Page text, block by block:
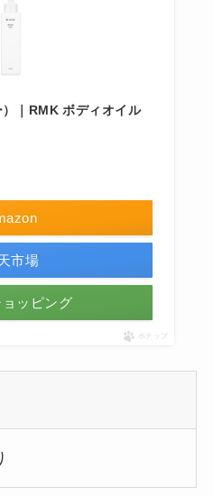
｜RMK ボディオイル
市場
ッピング
ポチップ